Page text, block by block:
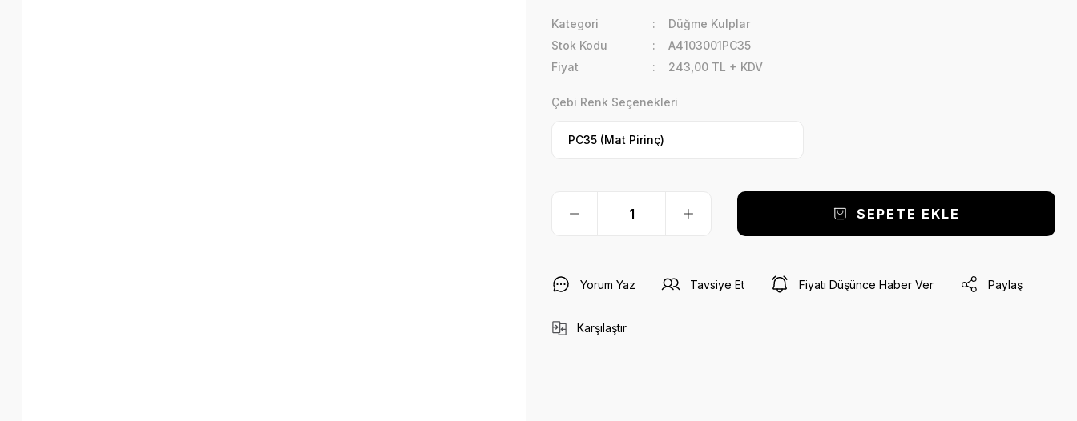
Kategori
Düğme Kulplar
Stok Kodu
A4103001PC35
Fiyat
243,00 TL + KDV
Çebi Renk Seçenekleri
SEPETE EKLE
Yorum Yaz Tavsiye Et Fiyatı Düşünce Haber Ver Paylaş
Karşılaştır